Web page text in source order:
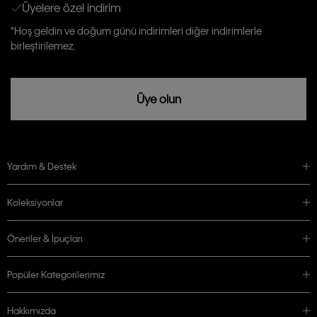
Aydınlatma Metni’niokuduğumu kabul ediyorum.
Calvin Klein tarafından kişisel verilerimin yurtdışına aktarılmasına açık
rızam vardır
Üyelere özel indirim
*Hoş geldin ve doğum günü indirimleri diğer indirimlerle
birleştirilemez.
Üye olun
Yardım & Destek
Koleksiyonlar
Öneriler & İpuçları
Popüler Kategorilerimiz
Hakkımızda